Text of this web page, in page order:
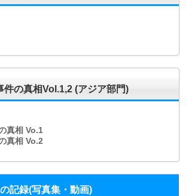
件の真相Vol.1,2 (アジア部門)
真相Vo.1
真相Vo.2
記録(写真集・動画)